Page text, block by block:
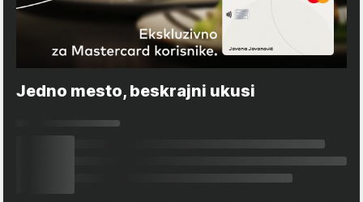
Jedno mesto, beskrajni ukusi